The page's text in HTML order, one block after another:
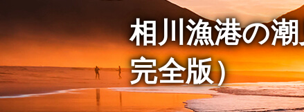
相川漁港の
完全版）